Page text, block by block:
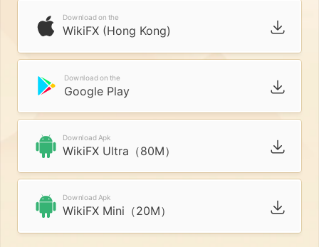
Download on the
WikiFX (Hong Kong)
Download on the
Google Play
Download Apk
WikiFX Ultra（80M）
Download Apk
WikiFX Mini（20M）